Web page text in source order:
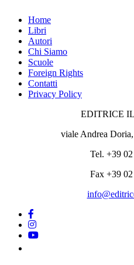
Home
Libri
Autori
Chi Siamo
Scuole
Foreign Rights
Contatti
Privacy Policy
EDITRICE
viale Andrea
Tel. +39
Fax +39